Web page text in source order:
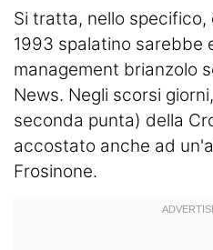
Si tratta, nello specifico,
1993 spalatino sarebbe
management brianzolo
News. Negli scorsi
seconda punta) della
accostato anche ad
Frosinone.